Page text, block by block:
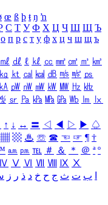
œ ß þ ŧ ŋ ŉ
С Т У Ф Х Ц Ч Ш Щ Ъ
о п р с т у ф х ц ч ш щ ъ
㎖ ㎗ ℓ ㎘ ㏄ ㎣ ㎤ ㎥ ㎦
㎏ ㏏ ㎈ ㎉ ㏈ ㎧ ㎨ ㎰
㎄ ㎺ ㎻ ㎽ ㎾ ㎿ ㎐ ㎑
㏛ ㎩ ㎪ ㎫ ㎬ ㏝ ㏐
㏓
↑ ↓ ↔ 〓 ◁ ◀ ▷ ▶ ♤
▦ ▩ ♨ ☏ ☎ ☜ ☞ ¶ †
㏂ ㏘ ℡ ＃ ＆ ＊ ＠ ª º
Ⅳ Ⅴ Ⅵ Ⅶ Ⅷ Ⅸ Ⅹ
ب ت ث ج ح خ د ذ ر ز